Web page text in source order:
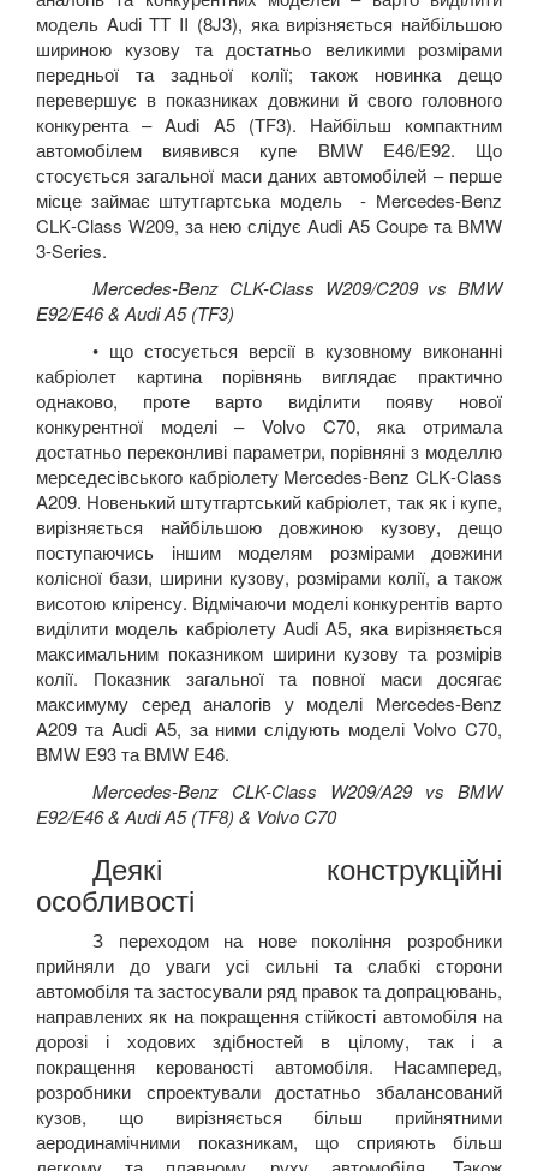
модель Audi TT II (8J3), яка вирізняється найбільшою
шириною кузову та достатньо великими розмірами
передньої та задньої колії; також новинка дещо
перевершує в показниках довжини й свого головного
конкурента –Audi A5 (TF3). Найбільш компактним
автомобілем виявився купе BMW E46/E92. Що
стосується загальної маси даних автомобілей – перше
місце займає штутгартська модель - Mercedes-Benz
CLK-Class W209, за нею слідує Audi A5 Coupe та BMW
3-Series.
Mercedes-Benz CLK-Class W209/C209 vs BMW
E92/E46 & Audi A5 (TF3)
• що стосується версії в кузовному виконанні
кабріолет картина порівнянь виглядає практично
однаково, проте варто виділити появу нової
конкурентної моделі – Volvo C70, яка отримала
достатньо переконливі параметри, порівняні з моделлю
мерседесівського кабріолету Mercedes-Benz CLK-Class
A209. Новенький штутгартський кабріолет, так як і купе,
вирізняється найбільшою довжиною кузову, дещо
поступаючись іншим моделям розмірами довжини
колісної бази, ширини кузову, розмірами колії, а також
висотою кліренсу. Відмічаючи моделі конкурентів варто
виділити модель кабріолету Audi A5, яка вирізняється
максимальним показником ширини кузову та розмірів
колії. Показник загальної та повної маси досягає
максимуму серед аналогів у моделі Mercedes-Benz
A209 та Audi A5, за ними слідують моделіVolvo C70,
BMW E93 та BMW E46.
Mercedes-Benz CLK-Class W209/A29 vs BMW
E92/E46 & Audi A5 (TF8) & Volvo C70
Деякі конструкційні
особливості
З переходом на нове покоління розробники
прийняли до уваги усі сильні та слабкі сторони
автомобіля та застосували ряд правок та допрацювань,
направлених як на покращення стійкості автомобіля на
дорозі і ходових здібностей в цілому, так і а
покращення керованості автомобіля. Насамперед,
розробники спроектували достатньо збалансований
кузов, що вирізняється більш прийнятними
аеродинамічними показникам, що сприяють більш